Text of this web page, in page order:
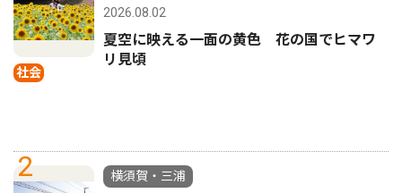
社会
2026.08.02
夏空に映える一面の黄色 花の国でヒマワ
リ見頃
2
横須賀・三浦